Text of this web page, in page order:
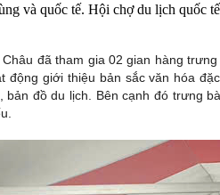
và quốc tế. Hội chợ du lịch
đã tham gia 02 gian hàng
giới thiệu bản sắc văn hóa
đồ du lịch. Bên cạnh đó trưng